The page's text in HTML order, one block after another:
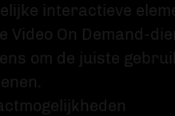
interactieve
Video On Demand-
om de juiste